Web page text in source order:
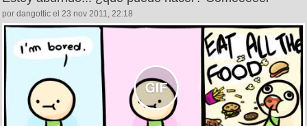
por dangottic el 23 nov 2011, 22:18